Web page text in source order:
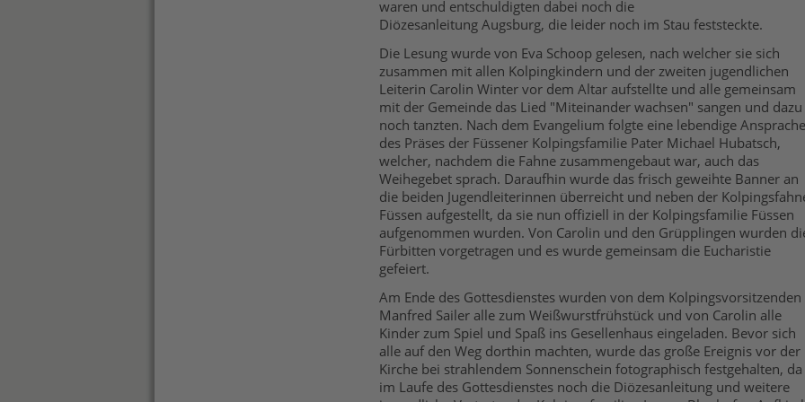
waren und entschuldigten dabei noch die
Diözesanleitung Augsburg, die leider noch im Stau feststeckte.
Die Lesung wurde von Eva Schoop gelesen, nach welcher sie sich
zusammen mit allen Kolpingkindern und der zweiten jugendlichen
Leiterin Carolin Winter vor dem Altar aufstellte und alle gemeinsam
mit der Gemeinde das Lied "Miteinander wachsen" sangen und dazu
noch tanzten. Nach dem Evangelium folgte eine lebendige Ansprache
des Präses der Füssener Kolpingsfamilie Pater Michael Hubatsch,
welcher, nachdem die Fahne zusammengebaut war, auch das
Weihegebet sprach. Daraufhin wurde das frisch geweihte Banner an
die beiden Jugendleiterinnen überreicht und neben der
Füssen aufgestellt, da sie nun offiziell in der Kolpingsfamilie Füssen
aufgenommen wurden. Von Carolin und den Grüpplingen wurden
Fürbitten vorgetragen und es wurde gemeinsam die Eucharistie
gefeiert.
Am Ende des Gottesdienstes wurden von dem Kolpingsvorsitzenden
Manfred Sailer alle zum Weißwurstfrühstück und von Carolin alle
Kinder zum Spiel und Spaß ins Gesellenhaus eingeladen. Bevor sich
alle auf den Weg dorthin machten, wurde das große Ereignis vor der
Kirche bei strahlendem Sonnenschein fotographisch festgehalten, da
im Laufe des Gottesdienstes noch die Diözesanleitung und weitere